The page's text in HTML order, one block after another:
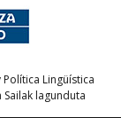
Lingüística
Sailak lagunduta